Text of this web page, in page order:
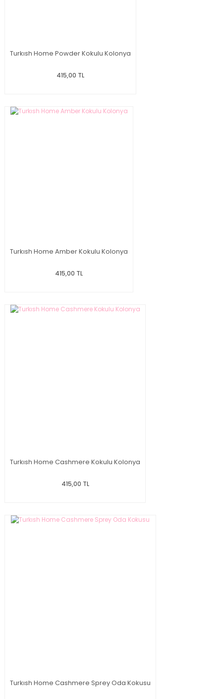
Turkısh Home Powder Kokulu Kolonya
415,00 TL
Turkısh Home Amber Kokulu Kolonya
415,00 TL
Turkısh Home Cashmere Kokulu Kolonya
415,00 TL
Turkısh Home Cashmere Sprey Oda Kokusu